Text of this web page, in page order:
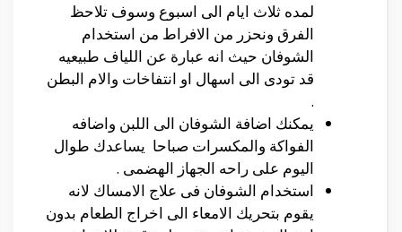
لمده ثلاث ايام الى اسبوع وسوف تلاحظ
الفرق ونحزر من الافراط من استخدام
الشوفان حيث انه عبارة عن اللياف طبيعيه
قد تودى الى اسهال او انتفاخات والام البطن
.
يمكنك اضافة الشوفان الى اللبن واضافه
الفواكة والمكسرات صباحا يساعدك طوال
اليوم على راحه الجهاز الهضمى .
استخدام الشوفان فى علاج الامساك لانه
يقوم بتحريك الامعاء الى اخراج الطعام بدون